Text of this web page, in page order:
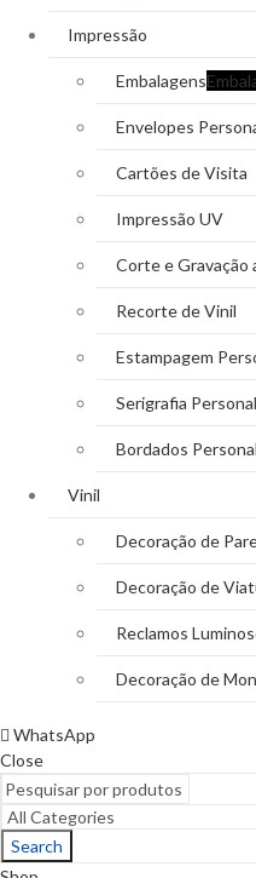
Impressão
Embalagens
Envelopes
Cartões de Visita
Impressão UV
Corte e Gravação
Recorte de Vinil
Estampagem
Serigrafia
Bordados
Vinil
Decoração de
Decoração de
Reclamos
Decoração de
WhatsApp
Close
Search